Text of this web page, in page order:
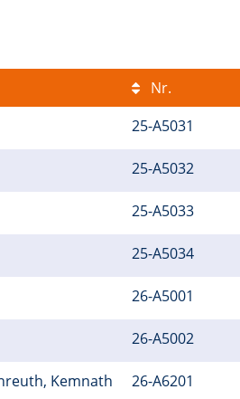
Nr.
25-A5031
25-A5032
25-A5033
25-A5034
26-A5001
26-A5002
Kemnath
26-A6201